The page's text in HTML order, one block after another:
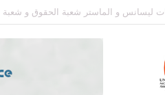
و شعبة العلوم السياسية لموسم